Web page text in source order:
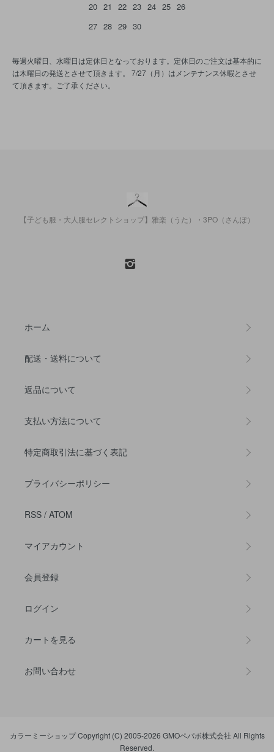
20 21 22 23 24 25 26
27 28 29 30
毎週火曜日、水曜日は定休日となっております。定休日のご注文は基本的に
は木曜日の発送とさせて頂きます。 7/27（月）はメンテナンス休暇とさせ
て頂きます。ご了承ください。
【子ども服・大人服セレクトショップ】雅楽（うた）・3PO（さんぽ）
ホーム
配送・送料について
返品について
支払い方法について
特定商取引法に基づく表記
プライバシーポリシー
RSS / ATOM
マイアカウント
会員登録
ログイン
カートを見る
お問い合わせ
カラーミーショップCopyright (C) 2005-2026 GMOペパボ株式会社 All Rights
Reserved.